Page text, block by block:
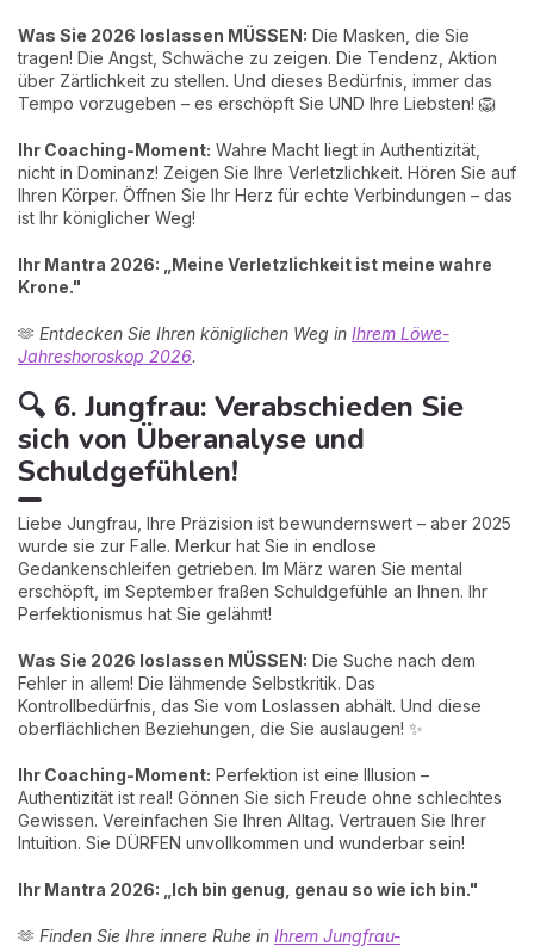
Was Sie 2026 loslassen MÜSSEN: Die Masken, die Sie
tragen! Die Angst, Schwäche zu zeigen. Die Tendenz, Aktion
über Zärtlichkeit zu stellen. Und dieses Bedürfnis, immer das
Tempo vorzugeben – es erschöpft Sie UND Ihre Liebsten! 🦁
Ihr Coaching-Moment: Wahre Macht liegt in Authentizität,
nicht in Dominanz! Zeigen Sie Ihre Verletzlichkeit. Hören Sie auf
Ihren Körper. Öffnen Sie Ihr Herz für echte Verbindungen – das
ist Ihr königlicher Weg!
Ihr Mantra 2026: „Meine Verletzlichkeit ist meine wahre
Krone."
🫶 Entdecken Sie Ihren königlichen Weg in Ihrem Löwe-
Jahreshoroskop 2026.
🔍 6. Jungfrau: Verabschieden Sie
sich von Überanalyse und
Schuldgefühlen!
Liebe Jungfrau, Ihre Präzision ist bewundernswert – aber 2025
wurde sie zur Falle. Merkur hat Sie in endlose
Gedankenschleifen getrieben. Im März waren Sie mental
erschöpft, im September fraßen Schuldgefühle an Ihnen. Ihr
Perfektionismus hat Sie gelähmt!
Was Sie 2026 loslassen MÜSSEN: Die Suche nach dem
Fehler in allem! Die lähmende Selbstkritik. Das
Kontrollbedürfnis, das Sie vom Loslassen abhält. Und diese
oberflächlichen Beziehungen, die Sie auslaugen! ✨
Ihr Coaching-Moment: Perfektion ist eine Illusion –
Authentizität ist real! Gönnen Sie sich Freude ohne schlechtes
Gewissen. Vereinfachen Sie Ihren Alltag. Vertrauen Sie Ihrer
Intuition. Sie DÜRFEN unvollkommen und wunderbar sein!
Ihr Mantra 2026: „Ich bin genug, genau so wie ich bin."
🫶 Finden Sie Ihre innere Ruhe in Ihrem Jungfrau-